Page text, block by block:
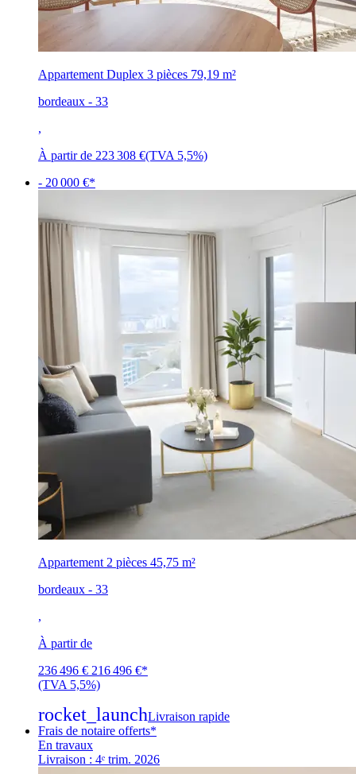
Appartement Duplex 3 pièces 79,19 m²
bordeaux - 33
,
À partir de 223 308 €(TVA 5,5%)
- 20 000 €*
Appartement 2 pièces 45,75 m²
bordeaux - 33
,
À partir de
236 496 € 216 496 €*
(TVA 5,5%)
rocket_launchLivraison rapide
Frais de notaire offerts*
En travaux
Livraison : 4ᵉ trim. 2026